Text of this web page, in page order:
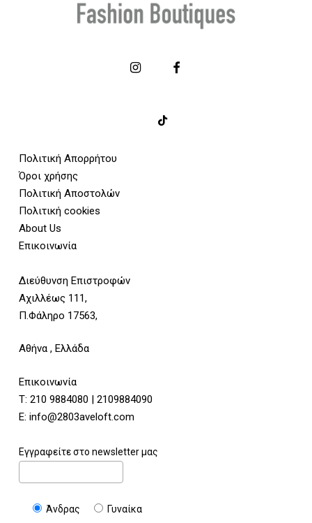
Πολιτική Απορρήτου
Όροι χρήσης
Πολιτική Αποστολών
Πολιτική cookies
About Us
Επικοινωνία
Διεύθυνση Επιστροφών
Αχιλλέως 111,
Π.Φάληρο 17563,
Αθήνα , Ελλάδα
Επικοινωνία
Τ: 210 9884080 | 2109884090
E: info@2803aveloft.com
Εγγραφείτε στο newsletter μας
Άνδρας Γυναίκα